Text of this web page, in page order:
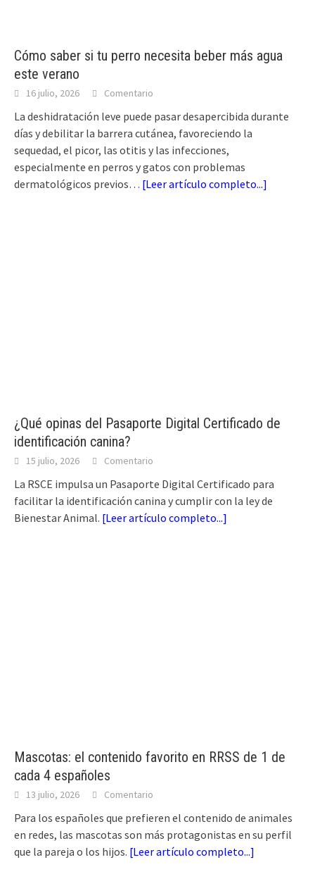
Cómo saber si tu perro necesita beber más agua
este verano
16 julio, 2026 Comentario
La deshidratación leve puede pasar desapercibida durante
días y debilitar la barrera cutánea, favoreciendo la
sequedad, el picor, las otitis y las infecciones,
especialmente en perros y gatos con problemas
dermatológicos previos… [Leer artículo completo...]
¿Qué opinas del Pasaporte Digital Certificado de
identificación canina?
15 julio, 2026 Comentario
La RSCE impulsa un Pasaporte Digital Certificado para
facilitar la identificación canina y cumplir con la ley de
Bienestar Animal. [Leer artículo completo...]
Mascotas: el contenido favorito en RRSS de 1 de
cada 4 españoles
13 julio, 2026 Comentario
Para los españoles que prefieren el contenido de animales
en redes, las mascotas son más protagonistas en su perfil
que la pareja o los hijos. [Leer artículo completo...]